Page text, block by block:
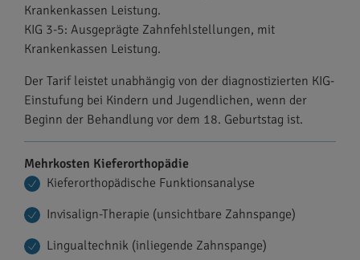
Krankenkassen Leistung.
KIG 3-5: Ausgeprägte Zahnfehlstellungen, mit
Krankenkassen Leistung.
Der Tarif leistet unabhängig von der diagnostizierten KIG-
Einstufung bei Kindern und Jugendlichen, wenn der
Beginn der Behandlung vor dem 18. Geburtstag ist.
Mehrkosten Kieferorthopädie
Kieferorthopädische Funktionsanalyse
Invisalign-Therapie (unsichtbare Zahnspange)
Lingualtechnik (inliegende Zahnspange)